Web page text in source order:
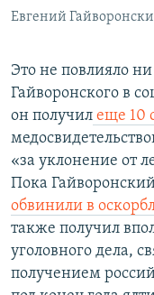
Евгений
Это не повлияло
Гайворонского в
он получил еще 10
«за уклонение от
Пока
обвинили в
также получил
уголовного дела,
получением